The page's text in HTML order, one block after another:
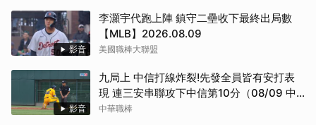
影音
李灝宇代跑上陣 鎮守二壘收下最終出局數
【MLB】2026.08.09
美國職棒大聯盟
影音
九局上 中信打線炸裂!先發全員皆有安打表
現 連三安串聯攻下中信第10分（08/09 中
信 VS 台鋼）
中華職棒